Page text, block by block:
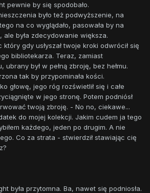
pewnie by się spodobało.
było też podwyższenie, na
na co wyglądało, pasowała by na
była zdecydowanie większa.
który gdy usłyszał twoje kroki odwrócił się
bibliotekarza. Teraz, zamiast
był w pełną zbroję, bez hełmu.
tak by przypominała kości.
głowę, jego róg rozświetlił się i całe
w jego stronę. Potem podniósł
twoją zbroję. - No no, ciekawe...
do mojej kolekcji. Jakim cudem ja tego
każdego, jeden po drugim. A nie
Co za strata - stwierdził stawiając cię
była przytomna. Ba, nawet się podniosła.